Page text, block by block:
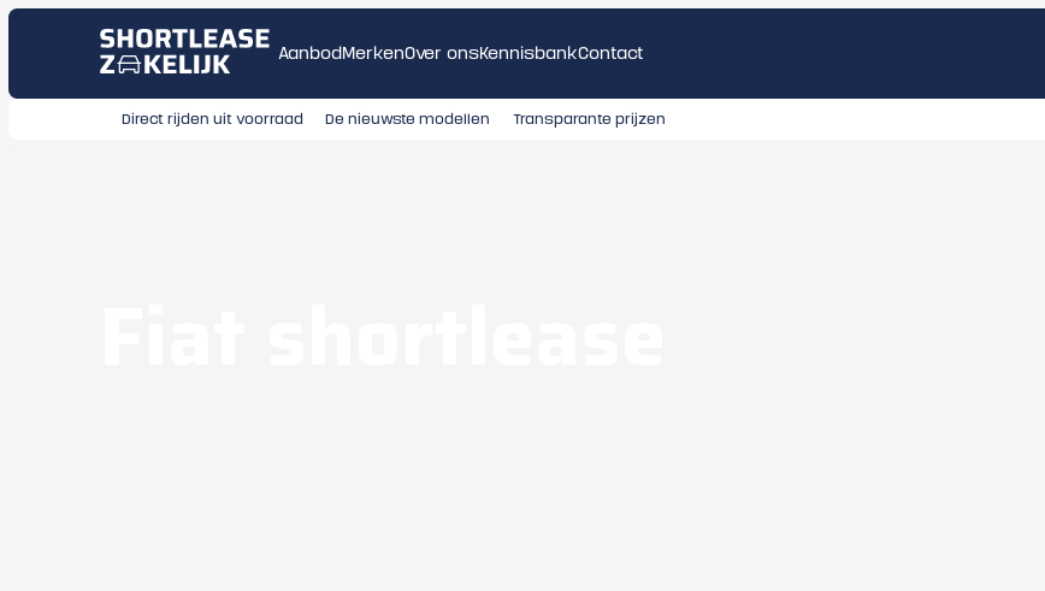
Aanbod MerkenOver onsKennisbankContact
Direct rijden uit voorraad De nieuwste modellen Transparante prijzen